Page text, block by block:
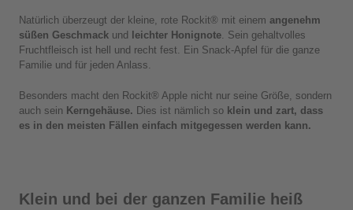
Natürlich überzeugt der kleine, rote Rockit® mit einem angenehm
süßen Geschmack und leichter Honignote. Sein gehaltvolles
Fruchtfleisch ist hell und recht fest. Ein Snack-Apfel für die ganze
Familie und für jeden Anlass.
Besonders macht den Rockit® Apple nicht nur seine Größe, sondern
auch sein Kerngehäuse. Dies ist nämlich so klein und zart, dass
es in den meisten Fällen einfach mitgegessen werden kann.
Klein und bei der ganzen Familie heiß